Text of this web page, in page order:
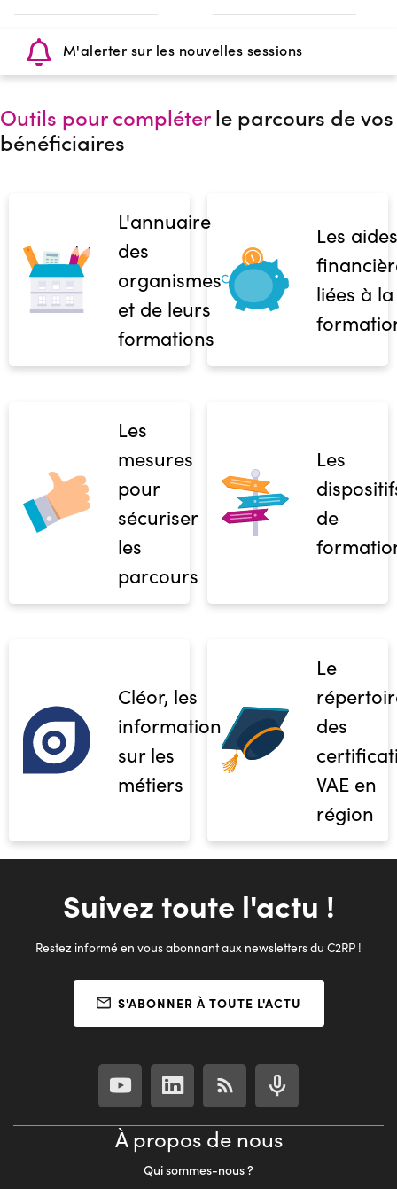
M'alerter sur les nouvelles sessions
Outils pour compléterle parcours de vos
bénéficiaires
L'annuaire
des
organismes
et de leurs
formations
Les aides
liées à la
Les
mesures
pour
sécuriser
les
parcours
Les
de
Cléor, les
informations
sur les
métiers
Le
des
VAE en
région
Suivez toute l'actu !
Restez informé en vous abonnant aux newsletters du C2RP !
S'ABONNER À TOUTE L'ACTU
À propos de nous
Qui sommes-nous ?